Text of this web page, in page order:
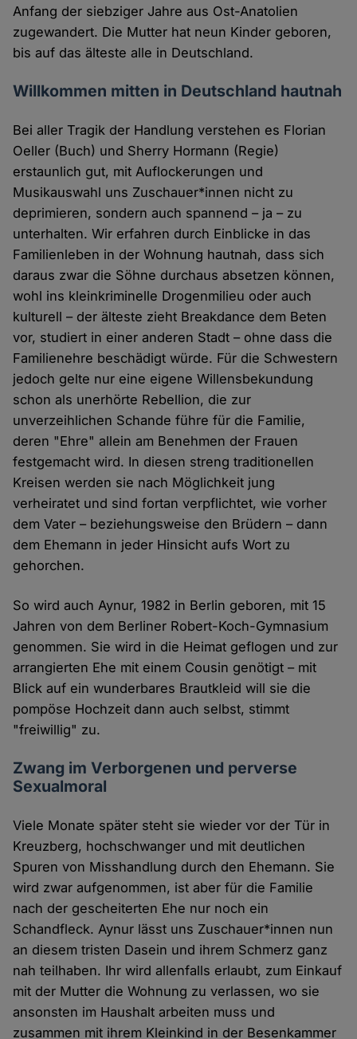
Anfang der siebziger Jahre aus Ost-Anatolien
zugewandert. Die Mutter hat neun Kinder geboren,
bis auf das älteste alle in Deutschland.
Willkommen mitten in Deutschland hautnah
Bei aller Tragik der Handlung verstehen es Florian
Oeller (Buch) und Sherry Hormann (Regie)
erstaunlich gut, mit Auflockerungen und
Musikauswahl uns Zuschauer*innen nicht zu
deprimieren, sondern auch spannend – ja – zu
unterhalten. Wir erfahren durch Einblicke in das
Familienleben in der Wohnung hautnah, dass sich
daraus zwar die Söhne durchaus absetzen können,
wohl ins kleinkriminelle Drogenmilieu oder auch
kulturell – der älteste zieht Breakdance dem Beten
vor, studiert in einer anderen Stadt – ohne dass die
Familienehre beschädigt würde. Für die Schwestern
jedoch gelte nur eine eigene Willensbekundung
schon als unerhörte Rebellion, die zur
unverzeihlichen Schande führe für die Familie,
deren "Ehre" allein am Benehmen der Frauen
festgemacht wird. In diesen streng traditionellen
Kreisen werden sie nach Möglichkeit jung
verheiratet und sind fortan verpflichtet, wie vorher
dem Vater – beziehungsweise den Brüdern – dann
dem Ehemann in jeder Hinsicht aufs Wort zu
gehorchen.
So wird auch Aynur, 1982 in Berlin geboren, mit 15
Jahren von dem Berliner Robert-Koch-Gymnasium
genommen. Sie wird in die Heimat geflogen und zur
arrangierten Ehe mit einem Cousin genötigt – mit
Blick auf ein wunderbares Brautkleid will sie die
pompöse Hochzeit dann auch selbst, stimmt
"freiwillig" zu.
Zwang im Verborgenen und perverse
Sexualmoral
Viele Monate später steht sie wieder vor der Tür in
Kreuzberg, hochschwanger und mit deutlichen
Spuren von Misshandlung durch den Ehemann. Sie
wird zwar aufgenommen, ist aber für die Familie
nach der gescheiterten Ehe nur noch ein
Schandfleck. Aynur lässt uns Zuschauer*innen nun
an diesem tristen Dasein und ihrem Schmerz ganz
nah teilhaben. Ihr wird allenfalls erlaubt, zum Einkauf
mit der Mutter die Wohnung zu verlassen, wo sie
ansonsten im Haushalt arbeiten muss und
zusammen mit ihrem Kleinkind in der Besenkammer